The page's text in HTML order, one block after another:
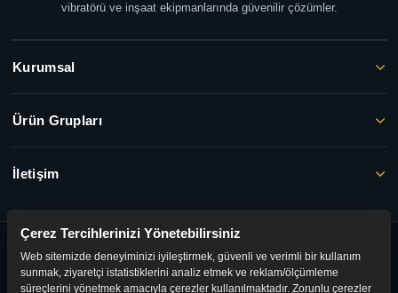
vibratörü ve inşaat ekipmanlarında güvenilir çözümler.
Kurumsal
Ürün Grupları
İletişim
Gizlilik Politikası·KVKK· Kullanım Şartları
Çerez Tercihlerinizi Yönetebilirsiniz
Web sitemizde deneyiminizi iyileştirmek, güvenli ve verimli bir kullanım
sunmak, ziyaretçi istatistiklerini analiz etmek ve reklam/ölçümleme
süreçlerini yönetmek amacıyla çerezler kullanılmaktadır. Zorunlu çerezler